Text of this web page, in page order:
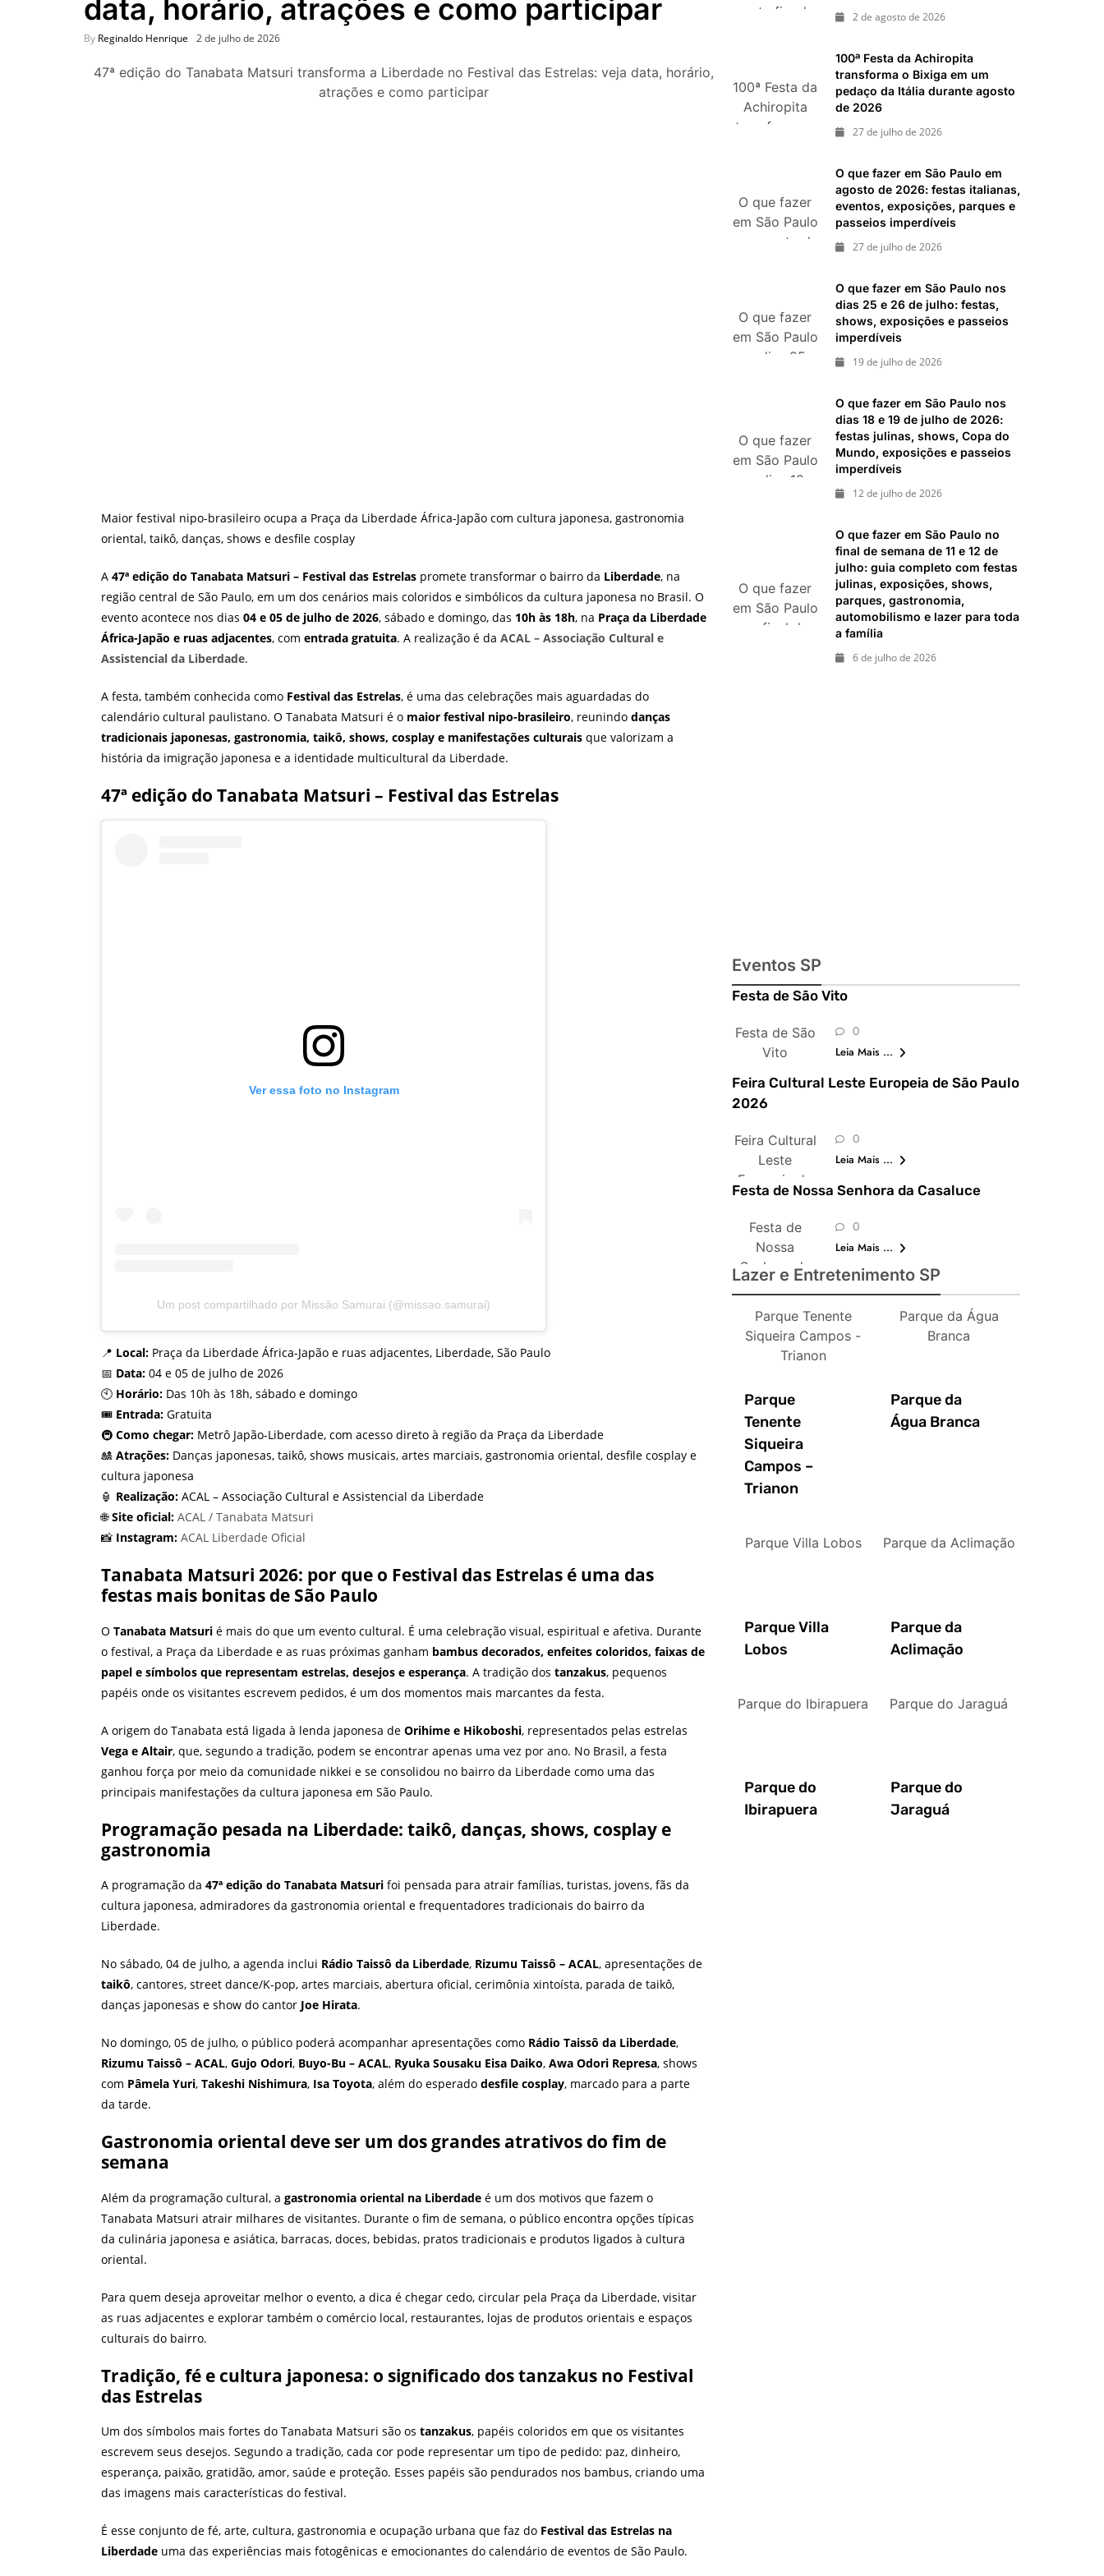
O que fazer em São Paulo nos dias 18 e 19 de julho de 2026: festas julinas, shows,
O que fazer em São Paulo no final de semana de 11 e 12 de julho: guia completo
com festas julinas, exposições, shows, parques, gastronomia, automobilismo e
data, horário, atrações e como participar
By Reginaldo Henrique 2 de julho de 2026
47ª edição do Tanabata Matsuri transforma a Liberdade no Festival das Estrelas: veja data, horário,
atrações e como participar
Maior festival nipo-brasileiro ocupa a Praça da Liberdade África-Japão com cultura japonesa, gastronomia
oriental, taikô, danças, shows e desfile cosplay
A 47ª edição do Tanabata Matsuri – Festival das Estrelas promete transformar o bairro da Liberdade, na
região central de São Paulo, em um dos cenários mais coloridos e simbólicos da cultura japonesa no Brasil. O
evento acontece nos dias 04 e 05 de julho de 2026, sábado e domingo, das 10h às 18h, na Praça da Liberdade
África-Japão e ruas adjacentes, com entrada gratuita. A realização é da ACAL – Associação Cultural e
Assistencial da Liberdade.
A festa, também conhecida como Festival das Estrelas, é uma das celebrações mais aguardadas do
calendário cultural paulistano. O Tanabata Matsuri é o maior festival nipo-brasileiro, reunindo danças
tradicionais japonesas, gastronomia, taikô, shows, cosplay e manifestações culturais que valorizam a
história da imigração japonesa e a identidade multicultural da Liberdade.
47ª edição do Tanabata Matsuri – Festival das Estrelas
Ver essa foto no Instagram
Um post compartilhado por Missão Samurai (@missao.samurai)
📍 Local: Praça da Liberdade África-Japão e ruas adjacentes, Liberdade, São Paulo
📅 Data: 04 e 05 de julho de 2026
🕙 Horário: Das 10h às 18h, sábado e domingo
🎟️ Entrada: Gratuita
🚇 Como chegar: Metrô Japão-Liberdade, com acesso direto à região da Praça da Liberdade
🎎 Atrações: Danças japonesas, taikô, shows musicais, artes marciais, gastronomia oriental, desfile cosplay e
cultura japonesa
🏮 Realização: ACAL – Associação Cultural e Assistencial da Liberdade
🌐Site oficial: ACAL / Tanabata Matsuri
📸 Instagram: ACAL Liberdade Oficial
Tanabata Matsuri 2026: por que o Festival das Estrelas é uma das
festas mais bonitas de São Paulo
O Tanabata Matsuri é mais do que um evento cultural. É uma celebração visual, espiritual e afetiva. Durante
o festival, a Praça da Liberdade e as ruas próximas ganham bambus decorados, enfeites coloridos, faixas de
papel e símbolos que representam estrelas, desejos e esperança. A tradição dos tanzakus, pequenos
papéis onde os visitantes escrevem pedidos, é um dos momentos mais marcantes da festa.
A origem do Tanabata está ligada à lenda japonesa de Orihime e Hikoboshi, representados pelas estrelas
Vega e Altair, que, segundo a tradição, podem se encontrar apenas uma vez por ano. No Brasil, a festa
ganhou força por meio da comunidade nikkei e se consolidou no bairro da Liberdade como uma das
principais manifestações da cultura japonesa em São Paulo.
Programação pesada na Liberdade: taikô, danças, shows, cosplay e
gastronomia
A programação da 47ª edição do Tanabata Matsuri foi pensada para atrair famílias, turistas, jovens, fãs da
cultura japonesa, admiradores da gastronomia oriental e frequentadores tradicionais do bairro da
Liberdade.
No sábado, 04 de julho, a agenda inclui Rádio Taissô da Liberdade, Rizumu Taissô – ACAL, apresentações de
taikô, cantores, street dance/K-pop, artes marciais, abertura oficial, cerimônia xintoísta, parada de taikô,
danças japonesas e show do cantor Joe Hirata.
No domingo, 05 de julho, o público poderá acompanhar apresentações como Rádio Taissô da Liberdade,
Rizumu Taissô – ACAL, Gujo Odori, Buyo-Bu – ACAL, Ryuka Sousaku Eisa Daiko, Awa Odori Represa, shows
com Pâmela Yuri, Takeshi Nishimura, Isa Toyota, além do esperado desfile cosplay, marcado para a parte
da tarde.
Gastronomia oriental deve ser um dos grandes atrativos do fim de
semana
Além da programação cultural, a gastronomia oriental na Liberdade é um dos motivos que fazem o
Tanabata Matsuri atrair milhares de visitantes. Durante o fim de semana, o público encontra opções típicas
da culinária japonesa e asiática, barracas, doces, bebidas, pratos tradicionais e produtos ligados à cultura
oriental.
Para quem deseja aproveitar melhor o evento, a dica é chegar cedo, circular pela Praça da Liberdade, visitar
as ruas adjacentes e explorar também o comércio local, restaurantes, lojas de produtos orientais e espaços
culturais do bairro.
Tradição, fé e cultura japonesa: o significado dos tanzakus no Festival
das Estrelas
Um dos símbolos mais fortes do Tanabata Matsuri são os tanzakus, papéis coloridos em que os visitantes
escrevem seus desejos. Segundo a tradição, cada cor pode representar um tipo de pedido: paz, dinheiro,
esperança, paixão, gratidão, amor, saúde e proteção. Esses papéis são pendurados nos bambus, criando uma
das imagens mais características do festival.
É esse conjunto de fé, arte, cultura, gastronomia e ocupação urbana que faz do Festival das Estrelas na
Liberdade uma das experiências mais fotogênicas e emocionantes do calendário de eventos de São Paulo.
neste fim de
nos dias 8 e
9 de agosto
de 2026
2 de agosto de 2026
100ª Festa da
Achiropita
transforma o
agosto de
2026
100ª Festa da Achiropita
transforma o Bixiga em um
pedaço da Itália durante agosto
de 2026
27 de julho de 2026
O que fazer
em São Paulo
em agosto de
exposições,
parques e
passeios
O que fazer em São Paulo em
agosto de 2026: festas italianas,
eventos, exposições, parques e
passeios imperdíveis
27 de julho de 2026
O que fazer
em São Paulo
nos dias 25 e
exposições e
passeios
imperdíveis
O que fazer em São Paulo nos
dias 25 e 26 de julho: festas,
shows, exposições e passeios
imperdíveis
19 de julho de 2026
O que fazer
em São Paulo
nos dias 18 e
exposições e
passeios
O que fazer em São Paulo nos
dias 18 e 19 de julho de 2026:
festas julinas, shows, Copa do
Mundo, exposições e passeios
imperdíveis
12 de julho de 2026
O que fazer
em São Paulo
no final de
O que fazer em São Paulo no
final de semana de 11 e 12 de
julho: guia completo com festas
julinas, exposições, shows,
parques, gastronomia,
automobilismo e lazer para toda
a família
6 de julho de 2026
Eventos SP
Festa de São Vito
Festa de São
Vito
0
Leia Mais ...
Feira Cultural Leste Europeia de São Paulo
2026
Feira Cultural
Leste
Europeia de
São Paulo
0
Leia Mais ...
Festa de Nossa Senhora da Casaluce
Festa de
Nossa
Senhora da
Casaluce
0
Leia Mais ...
Lazer e Entretenimento SP
Parque Tenente
Siqueira Campos -
Trianon
Parque
Tenente
Siqueira
Campos –
Trianon
Parque da Água
Branca
Parque da
Água Branca
Parque Villa Lobos
Parque Villa
Lobos
Parque da Aclimação
Parque da
Aclimação
Parque do Ibirapuera
Parque do
Ibirapuera
Parque do Jaraguá
Parque do
Jaraguá